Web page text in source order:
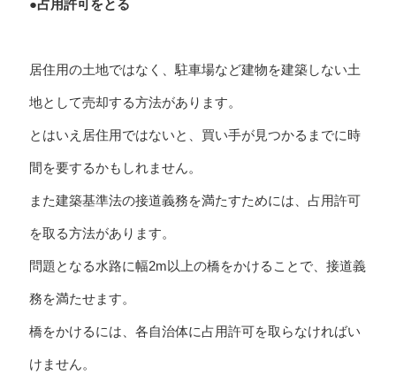
●占用許可をとる
居住用の土地ではなく、駐車場など建物を建築しない土
地として売却する方法があります。
とはいえ居住用ではないと、買い手が見つかるまでに時
間を要するかもしれません。
また建築基準法の接道義務を満たすためには、占用許可
を取る方法があります。
問題となる水路に幅2m以上の橋をかけることで、接道義
務を満たせます。
橋をかけるには、各自治体に占用許可を取らなければい
けません。